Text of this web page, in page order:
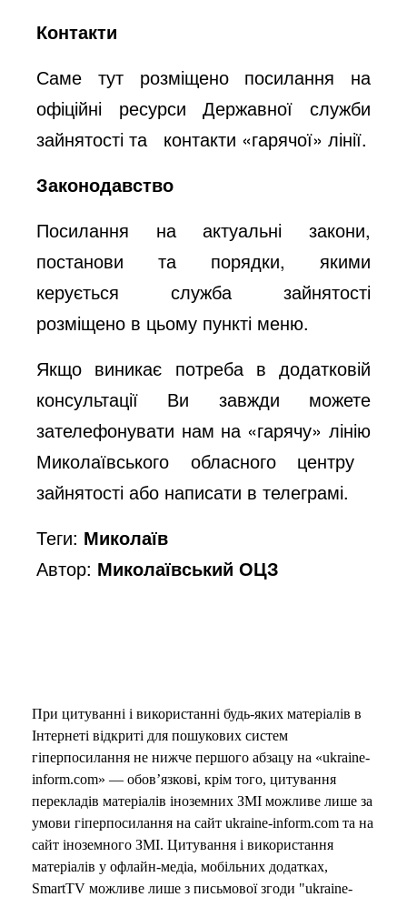
Контакти
Саме тут розміщено посилання на
офіційні ресурси Державної служби
зайнятості та
контакти «гарячої» лінії.
Законодавство
Посилання на актуальні закони,
постанови та порядки, якими
керується служба зайнятості
розміщено в цьому пункті меню.
Якщо виникає потреба в додатковій
консультації Ви завжди можете
зателефонувати нам на «гарячу» лінію
Миколаївського обласного центру
зайнятості або написати втелеграмі.
Теги: Миколаїв
Автор: Миколаївський ОЦЗ
При цитуванні і використанні будь-яких матеріалів в
Інтернеті відкриті для пошукових систем
гіперпосилання не нижче першого абзацу на «ukraine-
inform.com» — обов’язкові, крім того, цитування
перекладів матеріалів іноземних ЗМІ можливе лише за
умови гіперпосилання на сайт ukraine-inform.com та на
сайт іноземного ЗМІ. Цитування і використання
матеріалів у офлайн-медіа, мобільних додатках,
SmartTV можливе лише з письмової згоди "ukraine-